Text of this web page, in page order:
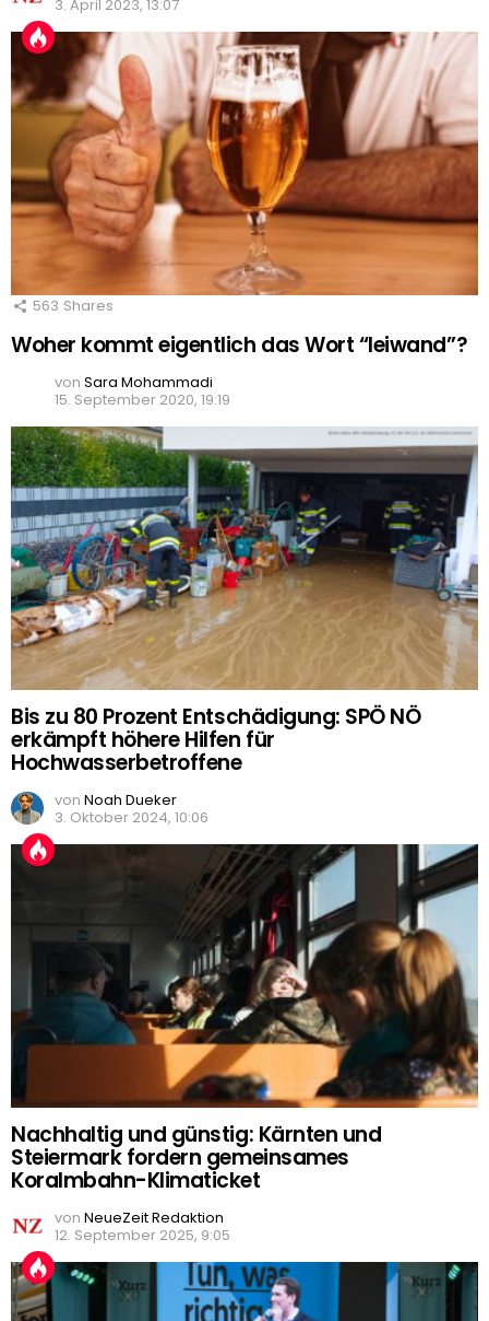
3. April 2023, 13:07
563 Shares
Woher kommt eigentlich das Wort “leiwand”?
von Sara Mohammadi
15. September 2020, 19:19
Bis zu 80 Prozent Entschädigung: SPÖ NÖ
erkämpft höhere Hilfen für
Hochwasserbetroffene
von Noah Dueker
3. Oktober 2024, 10:06
Nachhaltig und günstig: Kärnten und
Steiermark fordern gemeinsames
Koralmbahn-Klimaticket
von NeueZeit Redaktion
12. September 2025, 9:05